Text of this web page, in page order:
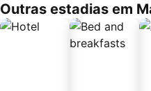
Outras estadias em